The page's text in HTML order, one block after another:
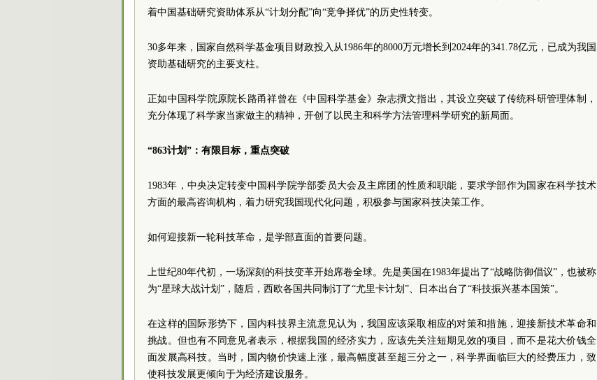
着中国基础研究资助体系从“计划分配”向“竞争择优”的历史性转变。
30多年来，国家自然科学基金项目财政投入从1986年的8000万元增长到2024年的341.78亿元，已成为我国
资助基础研究的主要支柱。
正如中国科学院原院长路甬祥曾在《中国科学基金》杂志撰文指出，其设立突破了传统科研管理体制，
充分体现了科学家当家做主的精神，开创了以民主和科学方法管理科学研究的新局面。
“863计划”：有限目标，重点突破
1983年，中央决定转变中国科学院学部委员大会及主席团的性质和职能，要求学部作为国家在科学技术
方面的最高咨询机构，着力研究我国现代化问题，积极参与国家科技决策工作。
如何迎接新一轮科技革命，是学部直面的首要问题。
上世纪80年代初，一场深刻的科技变革开始席卷全球。先是美国在1983年提出了“战略防御倡议”，也被称
为“星球大战计划”，随后，西欧各国共同制订了“尤里卡计划”、日本出台了“科技振兴基本国策”。
在这样的国际形势下，国内科技界主流意见认为，我国应该采取相应的对策和措施，迎接新技术革命和
挑战。但也有不同意见者表示，根据我国的经济实力，应该先关注短期见效的项目，而不是花大价钱全
面发展高科技。当时，国内物价快速上涨，最高幅度甚至超三分之一，科学界面临巨大的经费压力，致
使科技发展更倾向于为经济建设服务。